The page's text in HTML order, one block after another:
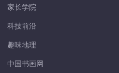
家长学院
科技前沿
趣味地理
中国书画网